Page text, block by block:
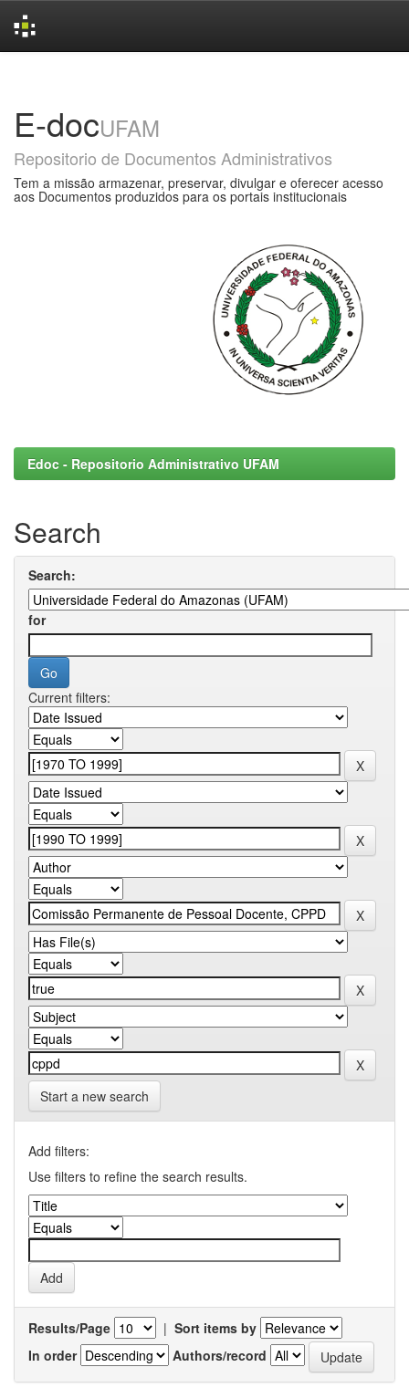
E-docUFAM
Repositorio de Documentos Administrativos
Tem a missão armazenar, preservar, divulgar e oferecer acesso
aos Documentos produzidos para os portais institucionais
Edoc - Repositorio Administrativo UFAM
Search
Search:
for
Current filters:
Start a new search
Add filters:
Use filters to refine the search results.
Results/Page | Sort items by
In order
Authors/record